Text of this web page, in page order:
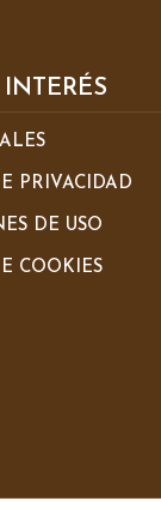
PRIVACIDAD
DE USO
COOKIES